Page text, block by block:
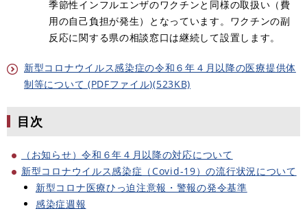
​季節性インフルエンザのワクチンと同様の取扱い（費
用の自己負担が発生）となっています。ワクチンの副
反応に関する県の相談窓口は継続して設置します。
新型コロナウイルス感染症の令和６年４月以降の医療提供体
制等について (PDFファイル)(523KB)
目次
（お知らせ）令和６年４月以降の対応について
新型コロナウイルス感染症（Covid-19）の流行状況について
新型コロナ医療ひっ迫注意報・警報の発令基準
感染症週報